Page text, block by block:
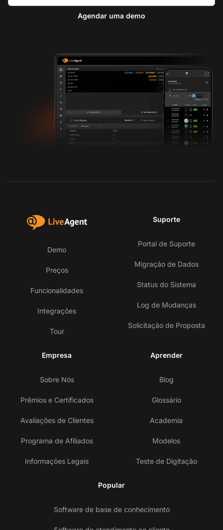
Agendar uma demo
Demo
Preços
Funcionalidades
Integrações
Tour
Suporte
Portal de Suporte
Migração de Dados
Status do Sistema
Log de Mudanças
Solicitação de Proposta
Empresa
Sobre Nós
Prêmios e Certificados
Avaliações de Clientes
Programa de Afiliados
Informações Legais
Aprender
Blog
Glossário
Academia
Modelos
Teste de Digitação
Popular
Software de base de conhecimento